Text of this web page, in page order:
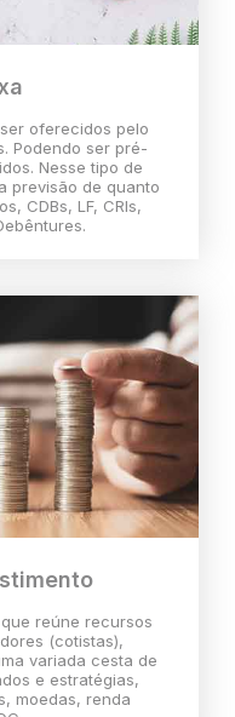
oferecidos pelo
Podendo ser pré-
Nesse tipo de
previsão de quanto
CDBs, LF, CRIs,
reúne recursos
(cotistas),
variada cesta de
e estratégias,
moedas, renda